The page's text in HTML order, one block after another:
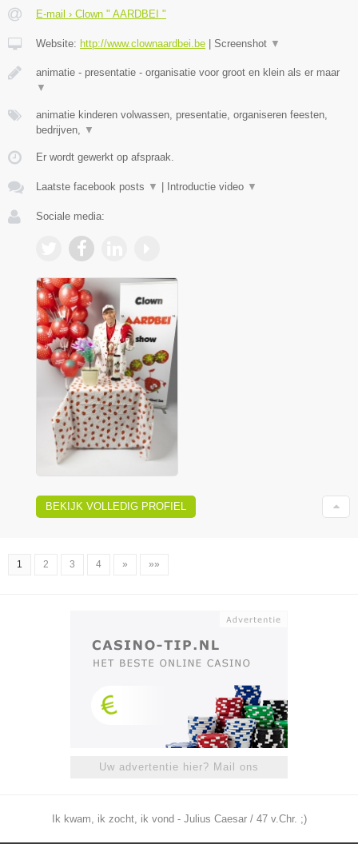
E-mail › Clown " AARDBEI "
Website: http://www.clownaardbei.be Screenshot ▼
animatie - presentatie - organisatie voor groot en klein als er maar
▼
animatie kinderen volwassen, presentatie, organiseren feesten,
bedrijven, ▼
Er wordt gewerkt op afspraak.
Laatste facebook posts ▼ Introductie video ▼
Sociale media:
BEKIJK VOLLEDIG PROFIEL
1 2 3 4 » »»
Uw advertentie hier? Mail ons
Ik kwam, ik zocht, ik vond - Julius Caesar / 47 v.Chr. ;)